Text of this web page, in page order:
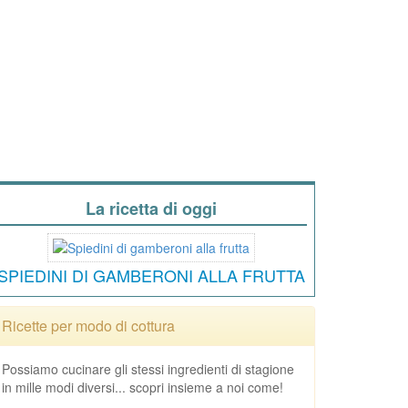
La ricetta di oggi
DI GAMBERONI ALLA FRUTTA
Ricette per modo di cottura
Possiamo cucinare gli stessi ingredienti di stagione
in mille modi diversi... scopri insieme a noi come!